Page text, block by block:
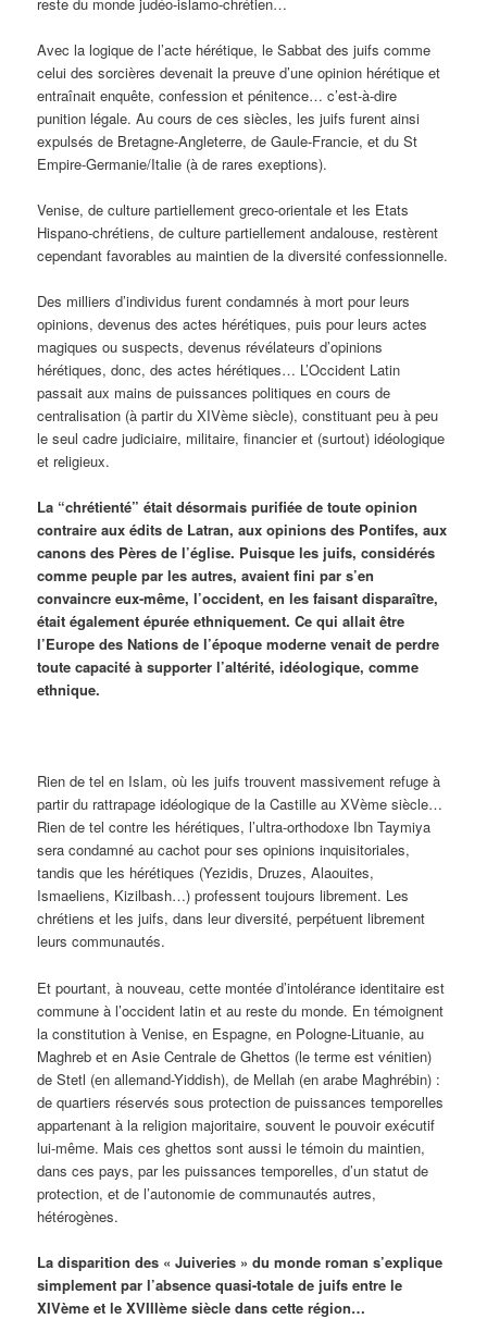
Avec la logique de l’acte hérétique, le Sabbat des juifs comme
celui des sorcières devenait la preuve d’une opinion hérétique et
entraînait enquête, confession et pénitence… c’est-à-dire
punition légale. Au cours de ces siècles, les juifs furent ainsi
expulsés de Bretagne-Angleterre, de Gaule-Francie, et du St
Empire-Germanie/Italie (à de rares exeptions).
Venise, de culture partiellement greco-orientale et les Etats
Hispano-chrétiens, de culture partiellement andalouse, restèrent
cependant favorables au maintien de la diversité confessionnelle.
Des milliers d’individus furent condamnés à mort pour leurs
opinions, devenus des actes hérétiques, puis pour leurs actes
magiques ou suspects, devenus révélateurs d’opinions
hérétiques, donc, des actes hérétiques… L’Occident Latin
passait aux mains de puissances politiques en cours de
centralisation (à partir du XIVème siècle), constituant peu à peu
le seul cadre judiciaire, militaire, financier et (surtout) idéologique
et religieux.
La “chrétienté” était désormais purifiée de toute opinion
contraire aux édits de Latran, aux opinions des Pontifes, aux
canons des Pères de l’église. Puisque les juifs, considérés
comme peuple par les autres, avaient fini par s’en
convaincre eux-même, l’occident, en les faisant disparaître,
était également épurée ethniquement. Ce qui allait être
l’Europe des Nations de l’époque moderne venait de perdre
toute capacité à supporter l’altérité, idéologique, comme
ethnique.
Rien de tel en Islam, où les juifs trouvent massivement refuge à
partir du rattrapage idéologique de la Castille au XVème siècle…
Rien de tel contre les hérétiques, l’ultra-orthodoxe Ibn Taymiya
sera condamné au cachot pour ses opinions inquisitoriales,
tandis que les hérétiques (Yezidis, Druzes, Alaouites,
Ismaeliens, Kizilbash…) professent toujours librement. Les
chrétiens et les juifs, dans leur diversité, perpétuent librement
leurs communautés.
Et pourtant, à nouveau, cette montée d’intolérance identitaire est
commune à l’occident latin et au reste du monde. En témoignent
la constitution à Venise, en Espagne, en Pologne-Lituanie, au
Maghreb et en Asie Centrale de Ghettos (le terme est vénitien)
de Stetl (en allemand-Yiddish), de Mellah (en arabe Maghrébin) :
de quartiers réservés sous protection de puissances temporelles
appartenant à la religion majoritaire, souvent le pouvoir exécutif
lui-même. Mais ces ghettos sont aussi le témoin du maintien,
dans ces pays, par les puissances temporelles, d’un statut de
protection, et de l’autonomie de communautés autres,
hétérogènes.
La disparition des « Juiveries » du monde roman s’explique
simplement par l’absence quasi-totale de juifs entre le
XIVème et le XVIIIème siècle dans cette région…